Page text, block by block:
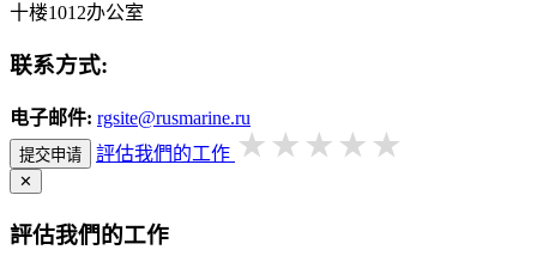
十楼1012办公室
联系方式:
电子邮件: rgsite@rusmarine.ru
提交申请 評估我們的工作
✕
評估我們的工作